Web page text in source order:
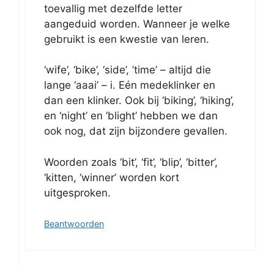
toevallig met dezelfde letter
aangeduid worden. Wanneer je welke
gebruikt is een kwestie van leren.
‘wife’, ‘bike’, ‘side’, ’time’ – altijd die
lange ‘aaai’ – i. Eén medeklinker en
dan een klinker. Ook bij ‘biking’, ‘hiking’,
en ‘night’ en ‘blight’ hebben we dan
ook nog, dat zijn bijzondere gevallen.
Woorden zoals ‘bit’, ‘fit’, ‘blip’, ‘bitter’,
‘kitten, ‘winner’ worden kort
uitgesproken.
Beantwoorden